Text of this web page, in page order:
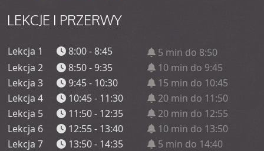
LEKCJE I PRZERWY
Lekcja 1 8:00 - 8:45
5 min do 8:50
Lekcja 2
8:50 - 9:35
10 min do 9:45
Lekcja 3
9:45 - 10:30
15 min do 10:45
Lekcja 4
10:45 - 11:30
20 min do 11:50
Lekcja 5
11:50 - 12:35
20 min do 12:55
Lekcja 6
12:55 - 13:40
10 min do 13:50
Lekcja 7
13:50 - 14:35
5 min do 14:40